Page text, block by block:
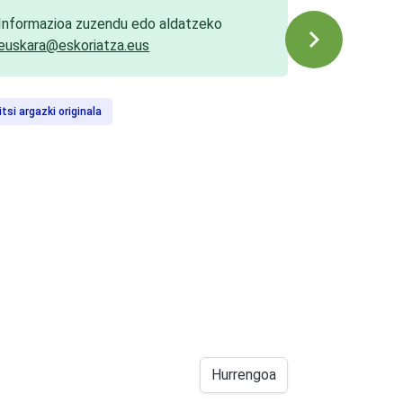
zuzendu edo aldatzeko
argazki originala
Hurrengoa